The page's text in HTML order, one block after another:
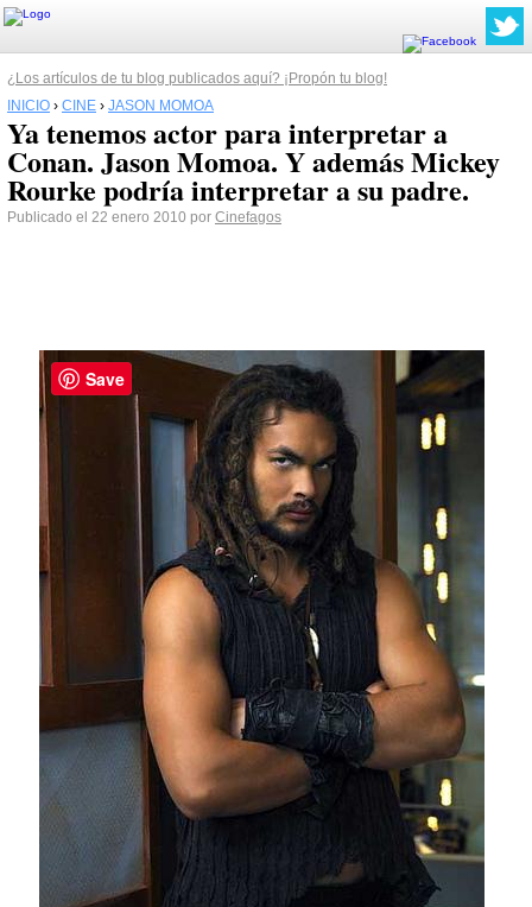
¿Los artículos de tu blog publicados aquí? ¡Propón tu blog!
INICIO › CINE › JASON MOMOA
Ya tenemos actor para interpretar a
Conan. Jason Momoa. Y además Mickey
Rourke podría interpretar a su padre.
Publicado el 22 enero 2010 por Cinefagos
Save